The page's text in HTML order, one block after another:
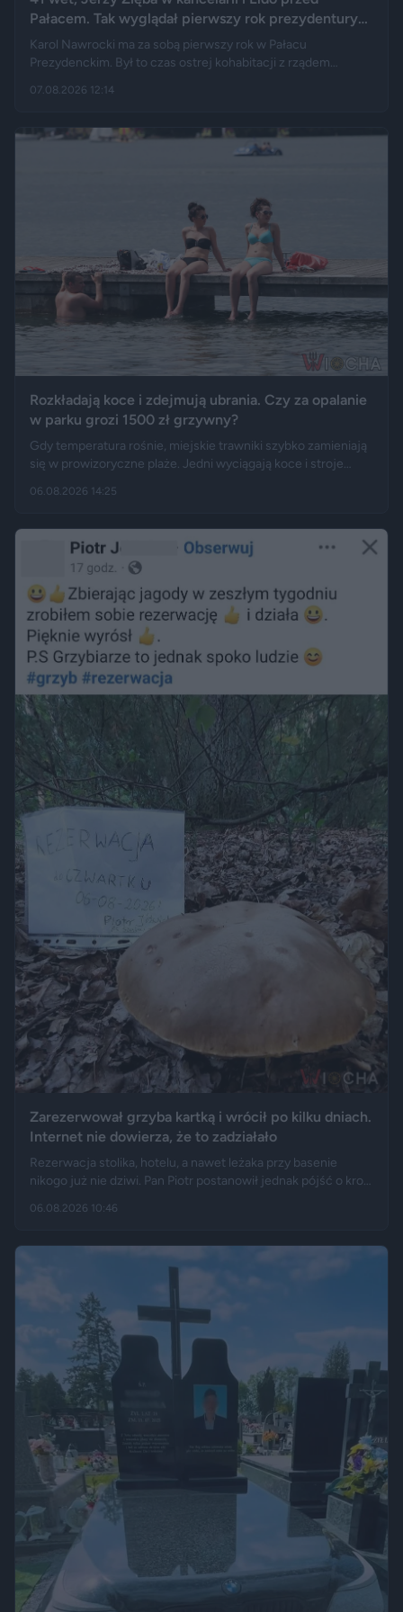
Pałacem. Tak wyglądał pierwszy rok prezydentury
Karola Nawrockiego
Karol Nawrocki ma za sobą pierwszy rok w Pałacu
Prezydenckim. Był to czas ostrej kohabitacji z rządem
brakowało też wydarzeń z zupełnie innej kategorii: w
uświetnił występ rapera, Eldo. Pierwszy rok prezydentury
podsumowują m.in. Fakt, Demagog, „Gazeta Wyborcza” i „Do
07.08.2026 12:14
Rozkładają koce i zdejmują ubrania. Czy za opalanie
w parku grozi 1500 zł grzywny?
Gdy temperatura rośnie, miejskie trawniki szybko zamieniają
się w prowizoryczne plaże. Jedni wyciągają koce i stroje
legalne. Jak opisują Gazeta.pl i „Rzeczpospolita”, samo
przez nagość, złamanie regulaminu parku albo zajęcie
trawnika, który nie został przeznaczony do rekreacji.
06.08.2026 14:25
Zarezerwował grzyba kartką i wrócił po kilku dniach.
Internet nie dowierza, że to zadziałało
Rezerwacja stolika, hotelu, a nawet leżaka przy basenie
nikogo już nie dziwi. Pan Piotr postanowił jednak pójść o krok
„Fakt”, po kilku dniach wrócił w to samo miejsce i odkrył, że
06.08.2026 10:46